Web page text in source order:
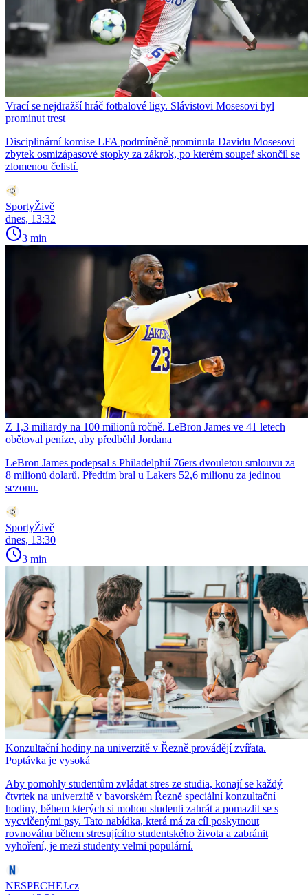
Vrací se nejdražší hráč fotbalové ligy. Slávistovi Mosesovi byl
prominut trest
Disciplinární komise LFA podmíněně prominula Davidu Mosesovi
zbytek osmizápasové stopky za zákrok, po kterém soupeř skončil se
zlomenou čelistí.
SportyŽivě
dnes, 13:32
3 min
Z 1,3 miliardy na 100 milionů ročně. LeBron James ve 41 letech
obětoval peníze, aby předběhl Jordana
LeBron James podepsal s Philadelphií 76ers dvouletou smlouvu za
8 milionů dolarů. Předtím bral u Lakers 52,6 milionu za jedinou
sezonu.
SportyŽivě
dnes, 13:30
3 min
Konzultační hodiny na univerzitě v Řezně provádějí zvířata.
Poptávka je vysoká
Aby pomohly studentům zvládat stres ze studia, konají se každý
čtvrtek na univerzitě v bavorském Řezně speciální konzultační
hodiny, během kterých si mohou studenti zahrát a pomazlit se s
vycvičenými psy. Tato nabídka, která má za cíl poskytnout
rovnováhu během stresujícího studentského života a zabránit
vyhoření, je mezi studenty velmi populární.
NESPECHEJ.cz